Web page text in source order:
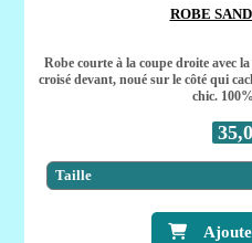
ROBE
Robe courte à la coupe droite avec
croisé devant, noué sur le côté qui
chic.